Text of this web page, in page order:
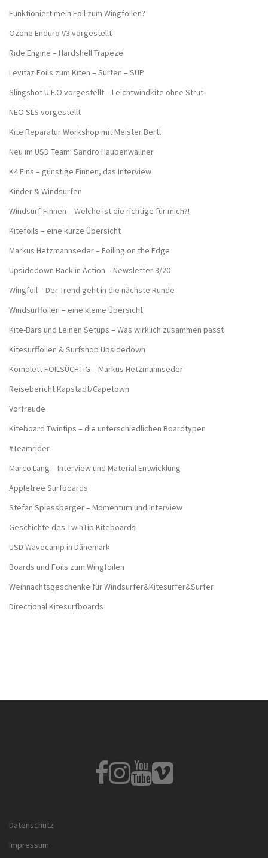
Funktioniert mein Foil zum Wingfoilen?
Ozone Enduro V3 vorgestellt
Ride Engine – Hardshell Trapeze
Levitaz Foils zum Kiten – Surfen – SUP
Slingshot U.F.O vorgestellt – Leichtwindkite ohne Strut
NEO SLS vorgestellt
Kite Reparatur Workshop mit Meister Bertl
Neu im USD Team: Sandro Haubenwallner
K4 Fins – günstige Finnen, das Interview
Kinder & Windsurfen
Windsurf-Finnen – Welche ist die richtige für mich?!
Kitefoils – eine kurze Übersicht
Markus Hetzmannseder – Foiling on the Edge
Upsidedown Back in Action – Newsletter 3/20
Wingfoil – Der Trend geht in die nächste Runde
Windsurffoilen – eine kleine Übersicht
Kite-Bars und Leinen Setups – Was wirklich zusammen passt
Kitesurffoilen & Surfshop Upsidedown
Komplett FOILSÜCHTIG – Markus Hetzmannseder
Reisebericht Kapstadt/Capetown
Vorfreude
Kiteboard Twintips – die unterschiedlichen Boardtypen
#Teamrider
Marco Lang – Interview und Material Entwicklung
Appletree Surfboards
Stefan Spiessberger – Momentum und Interview
Geschichte des TwinTip Kiteboards
USD Wavecamp in Dänemark
Boards und Foils zum Wingfoilen
Weihnachtsgeschenke für Windsurfer&Kitesurfer&Surfer
Directional Kitesurfboards
Fb Instagram
YoutubeVimeo
Datenschutz
Impressum